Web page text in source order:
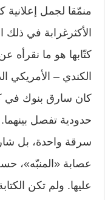
منمّقا لجمل
الأكثرغرابة في ذلك
كتّابها هو ما نقرأه
الكندي – الأمريكي
كان سارق بنوك في
حدودية تفصل
سرقة واحدة، بل
عليها. ولم تكن